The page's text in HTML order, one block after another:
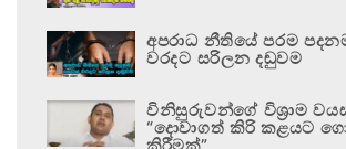
අපරාධ නීතියේ පරම
වරදට සරිලන දඬුවම
විනිසුරුවන්ගේ විශ්‍රාම
“දොවාගත් කිරි කළයට